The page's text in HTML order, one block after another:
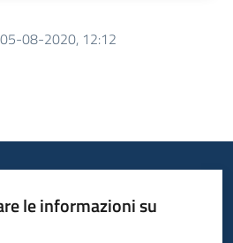
05-08-2020, 12:12
le informazioni su